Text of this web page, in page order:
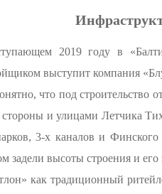
2019 году в
выступит компания
что под строительство
и улицами Летчика
3-х каналов и
задели высоты строения и
как традиционный